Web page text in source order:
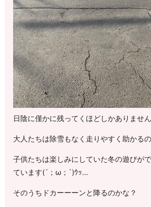
日陰に僅かに残ってくほどしかありませ
大人たちは除雪もなく走りやすく助かる
子供たちは楽しみにしていた冬の遊びが
ています(´；ω；`)ｳｯ…
そのうちドカーーーンと降るのかな？